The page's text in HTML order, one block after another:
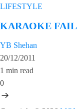
LIFESTYLE
KARAOKE
YB Shehan
20/12/2011
1 min read
0